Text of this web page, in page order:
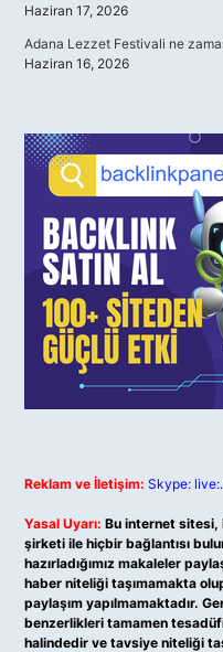
Haziran 17, 2026
Adana Lezzet Festivali ne
Haziran 16, 2026
Reklam ve İletişim: Skype:
Yasal Uyarı: Bu internet sitesi,
şirketi ile hiçbir bağlantısı
hazırladığımız makaleler
haber niteliği taşımamakta
paylaşım yapılmamaktadır.
benzerlikleri tamamen
halindedir ve tavsiye niteliği